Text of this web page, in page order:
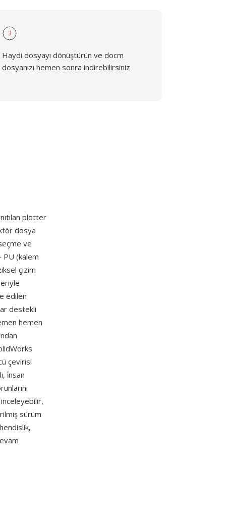
3
Haydi dosyayı dönüştürün ve docm
dosyanızı hemen sonra indirebilirsiniz
plotter
dosya
ve
(kalem
çizim
edilen
destekli
hemen
çevirisi
i̇nsan
sürüm